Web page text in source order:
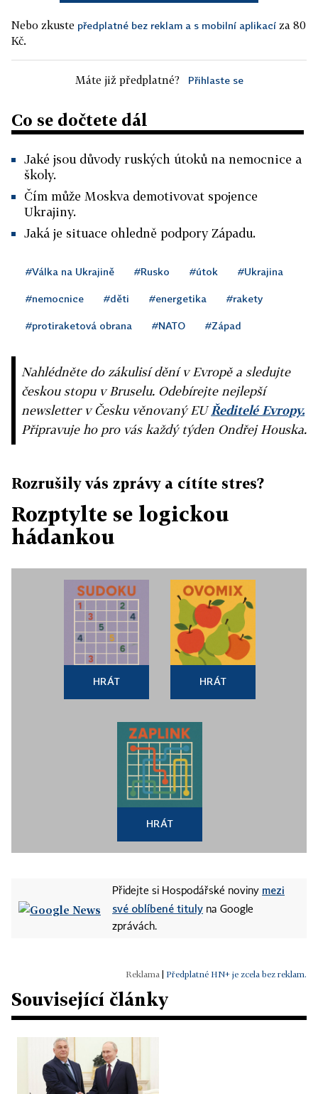
Nebo zkuste předplatné bez reklam a s mobilní aplikací za 80
Kč.
Máte již předplatné? Přihlaste se
Co se dočtete dál
Jaké jsou důvody ruských útoků na nemocnice a
školy.
Čím může Moskva demotivovat spojence
Ukrajiny.
Jaká je situace ohledně podpory Západu.
#Válka na Ukrajině #Rusko #útok #Ukrajina
#nemocnice #děti #energetika #rakety
#protiraketová obrana #NATO #Západ
Nahlédněte do zákulisí dění v Evropě a sledujte
českou stopu v Bruselu. Odebírejte nejlepší
newsletter v Česku věnovaný EUŘeditelé Evropy.
Připravuje ho pro vás každý týden Ondřej Houska.
Rozrušily vás zprávy a cítíte stres?
Rozptylte se logickou
hádankou
HRÁT HRÁT
HRÁT
Přidejte si Hospodářské noviny mezi
své oblíbené tituly na Google
zprávách.
Předplatné HN+ je zcela bez reklam.
Související články